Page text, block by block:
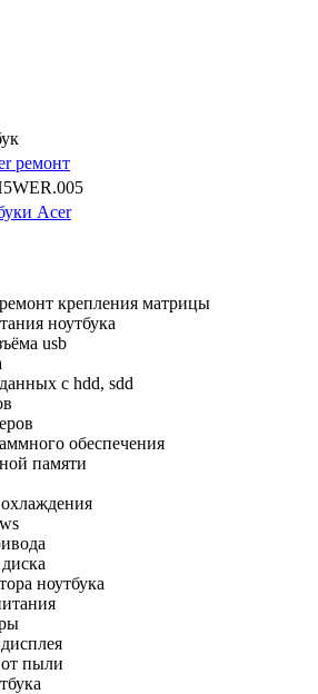
Acer
крепления матрицы
ноутбука
usb
с hdd, sdd
обеспечения
памяти
ноутбука
от пыли